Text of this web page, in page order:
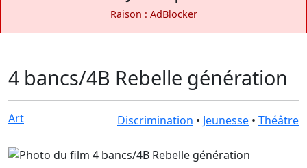
Raison : AdBlocker
4 bancs/4B Rebelle génération
Art Discrimination • Jeunesse • Théâtre